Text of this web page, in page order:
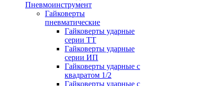
Пневмоинструмент
Гайковерты
пневматические
Гайковерты ударные
серии ТТ
Гайковерты ударные
серии ИП
Гайковерты ударные с
квадратом 1/2
Гайковерты ударные с